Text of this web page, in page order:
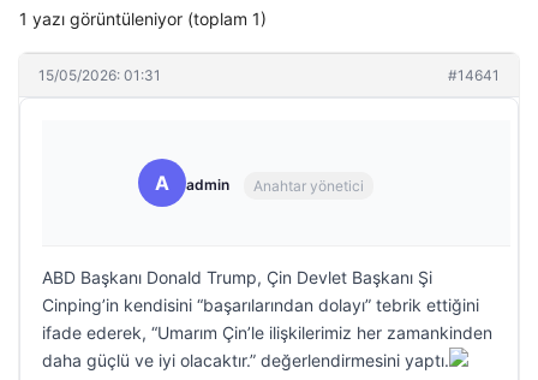
1 yazı görüntüleniyor (toplam 1)
15/05/2026: 01:31 #14641
A admin Anahtar yönetici
ABD Başkanı Donald Trump, Çin Devlet Başkanı Şi
Cinping’in kendisini “başarılarından dolayı” tebrik ettiğini
ifade ederek, “Umarım Çin’le ilişkilerimiz her zamankinden
daha güçlü ve iyi olacaktır.” değerlendirmesini yaptı.